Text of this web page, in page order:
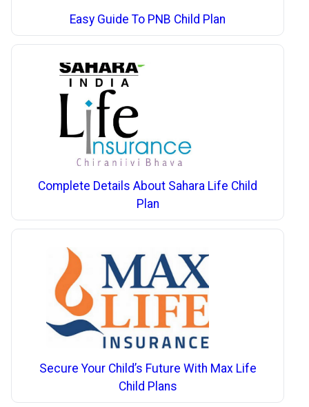
Easy Guide To PNB Child Plan
Complete Details About Sahara Life Child
Plan
Secure Your Child’s Future With Max Life
Child Plans